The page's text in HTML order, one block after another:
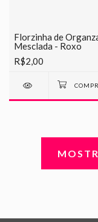
Florzinha de
Mesclada - Roxo
R$2,00